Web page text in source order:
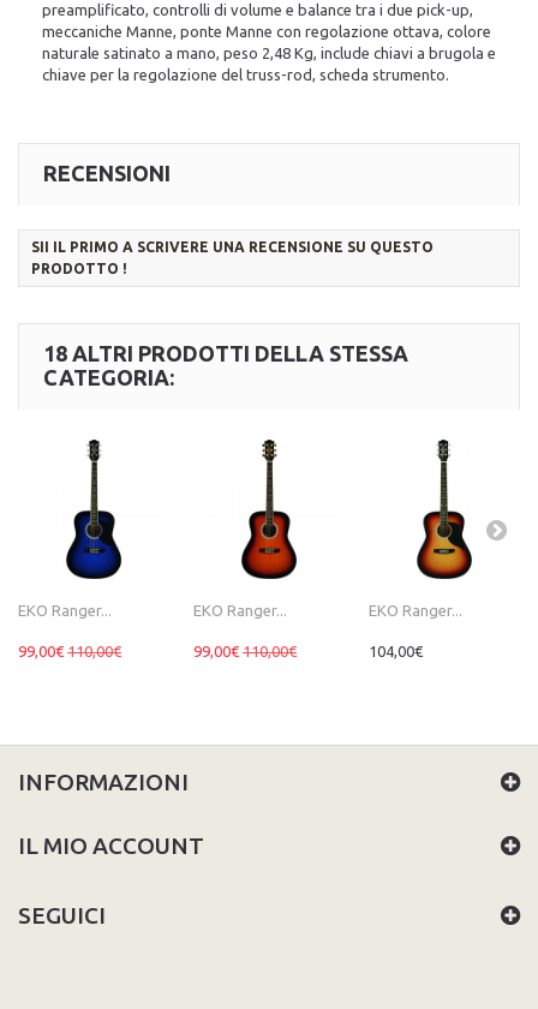
preamplificato, controlli di volume e balance tra i due pick-up,
meccaniche Manne, ponte Manne con regolazione ottava, colore
naturale satinato a mano, peso 2,48 Kg, include chiavi a brugola e
chiave per la regolazione del truss-rod, scheda strumento.
RECENSIONI
SII IL PRIMO A SCRIVERE UNA RECENSIONE SU QUESTO
PRODOTTO !
18 ALTRI PRODOTTI DELLA STESSA
CATEGORIA:
EKO Ranger...
99,00€ 110,00€
EKO Ranger...
99,00€ 110,00€
EKO Ranger...
104,00€
INFORMAZIONI
IL MIO ACCOUNT
SEGUICI